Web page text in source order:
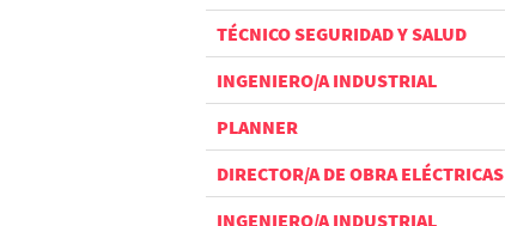
TÉCNICO SEGURIDAD Y SALUD
INGENIERO/A INDUSTRIAL
PLANNER
DIRECTOR/A DE OBRA ELÉCTRICAS
INGENIERO/A INDUSTRIAL